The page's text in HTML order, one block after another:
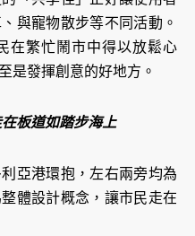
與寵物散步等不同活動。
在繁忙鬧市中得以放鬆心
是發揮創意的好地方。
板道如踏步海上
亞港環抱，左右兩旁均為
體設計概念，讓市民走在